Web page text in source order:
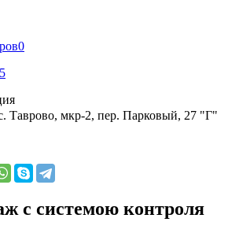
0
Таврово, мкр-2, пер. Парковый, 27 "Г"
с системою контроля